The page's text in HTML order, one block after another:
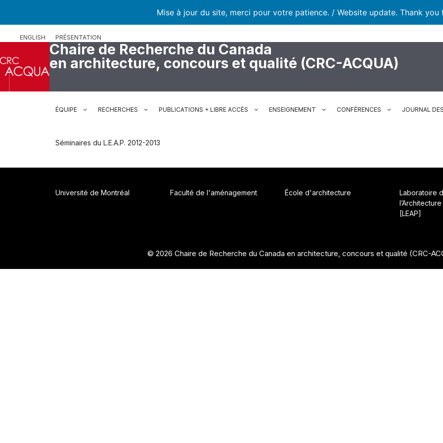
Mise à jour du site, merci pour votre patience. / Website update. Thank you
ENGLISH PRÉSENTATION
Chaire de Recherche du Canada
en architecture, concours et qualité (CRC-ACQUA)
ÉQUIPE RECHERCHES PUBLICATIONS + LIBRE ACCÈS ENSEIGNEMENT CONFÉRENCES JOURNAL
Séminaires du L.E.A.P. 2012-2013
Université de Montréal Faculté de l'aménagement École d'architecture
Laboratoire
[LEAP]
© 2026 Chaire de Recherche du Canada en architecture, concours et qualité (CRC-